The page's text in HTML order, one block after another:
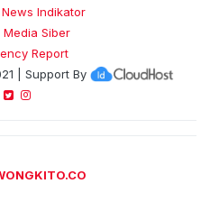
Indikator
Media Siber
Report
| Support By